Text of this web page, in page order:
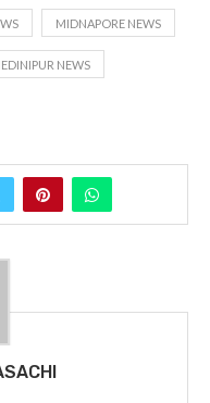
MIDNAPORE NEWS
NEWS